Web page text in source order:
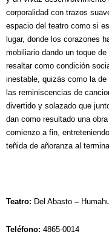
corporalidad con trazos
espacio del teatro como si
lugar, donde los corazones
mobiliario dando un toque
resaltar como condición
inestable, quizás como la
las reminiscencias de
divertido y solazado que
dan como resultado una
comienzo a fin,
teñida de añoranza al
Teatro: Del Abasto –
Teléfono: 4865-0014